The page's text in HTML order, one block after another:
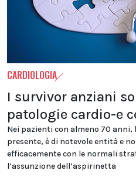
CARDIOLOGIA
I survivor anziani
patologie cardio-e
Nei pazienti con almeno 70 anni,
presente, è di notevole entità e
efficacemente con le normali
l’assunzione dell’aspirinetta